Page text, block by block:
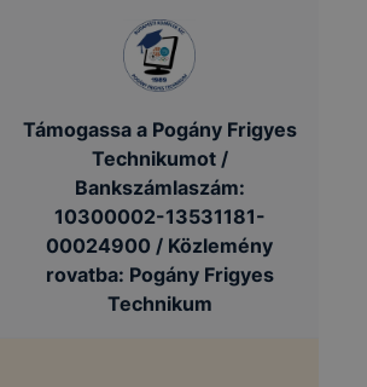
Támogassa a Pogány Frigyes
Technikumot /
Bankszámlaszám:
10300002-13531181-
00024900 / Közlemény
rovatba: Pogány Frigyes
Technikum